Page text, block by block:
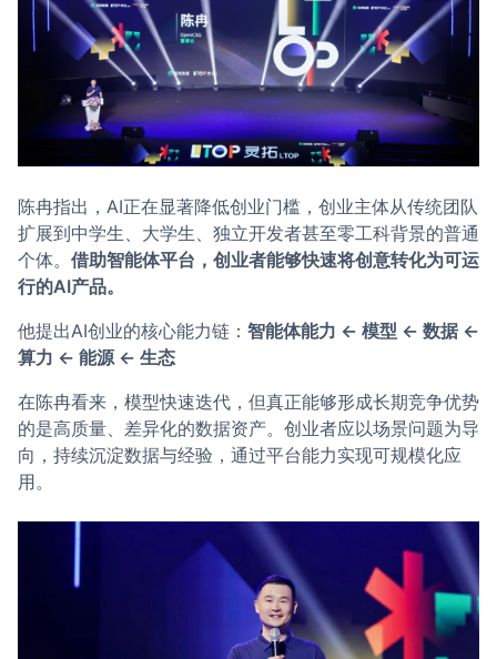
陈冉指出，AI正在显著降低创业门槛，创业主体从传统团队
扩展到中学生、大学生、独立开发者甚至零工科背景的普通
个体。 借助智能体平台，创业者能够快速将创意转化为可运
行的AI产品。
他提出AI创业的核心能力链： 智能体能力 ← 模型 ← 数据 ←
算力 ← 能源 ← 生态
在陈冉看来，模型快速迭代，但真正能够形成长期竞争优势
的是高质量、差异化的数据资产。创业者应以场景问题为导
向，持续沉淀数据与经验，通过平台能力实现可规模化应
用。